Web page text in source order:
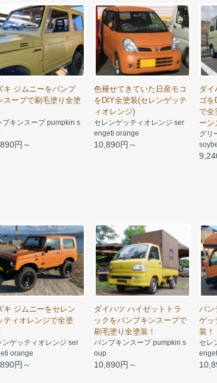
キ ジムニーをパンプ
スープで刷毛塗り全塗
プキンスープ pumpkin s
円～
色褪せてきていた日産モコ
をDIY全塗装(セレンゲッテ
ィオレンジ)
セレンゲッティオレンジ ser
engeti orange
10,890円～
ダイ
ゴ
で全
ーン
グリ
キ ジムニーをセレン
ティオレンジで全塗
ンゲッティオレンジ ser
orange
円～
ダイハツ ハイゼットトラ
ックをパンプキンスープで
刷毛塗り全塗装！
パンプキンスープ pumpkin s
oup
10,890円～
バン
ゲッ
装！
セレ